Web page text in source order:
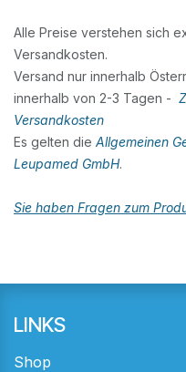
Alle Preise verstehen sich
Versandkosten.
Versand nur innerhalb
innerhalb von 2-3 Tagen -
Versandkosten
Es gelten die Allgemeinen
Leupamed GmbH.
Sie haben Fragen zum
LINKS
Shop